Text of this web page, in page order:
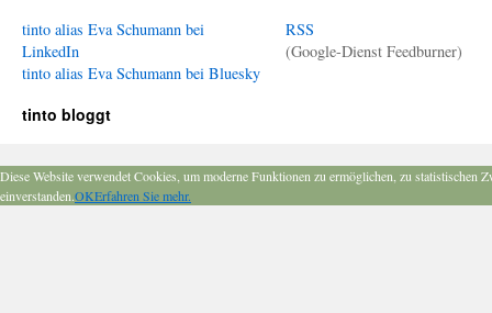
tinto alias Eva Schumann bei
LinkedIn
tinto alias Eva Schumann bei Bluesky
RSS
(Google-Dienst Feedburner)
tinto bloggt
Diese Website verwendet Cookies, um moderne Funktionen zu ermöglichen, zu
einverstanden.OKErfahren Sie mehr.